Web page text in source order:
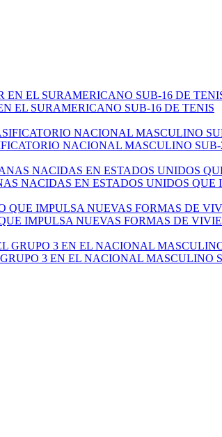
EL SURAMERICANO SUB-16 DE TENIS
NACIONAL MASCULINO SUB-
NACIDAS EN ESTADOS UNIDOS
IMPULSA NUEVAS FORMAS DE
3 EN EL NACIONAL MASCULINO